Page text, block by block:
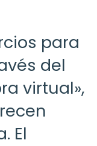
para
del
virtual»,
El